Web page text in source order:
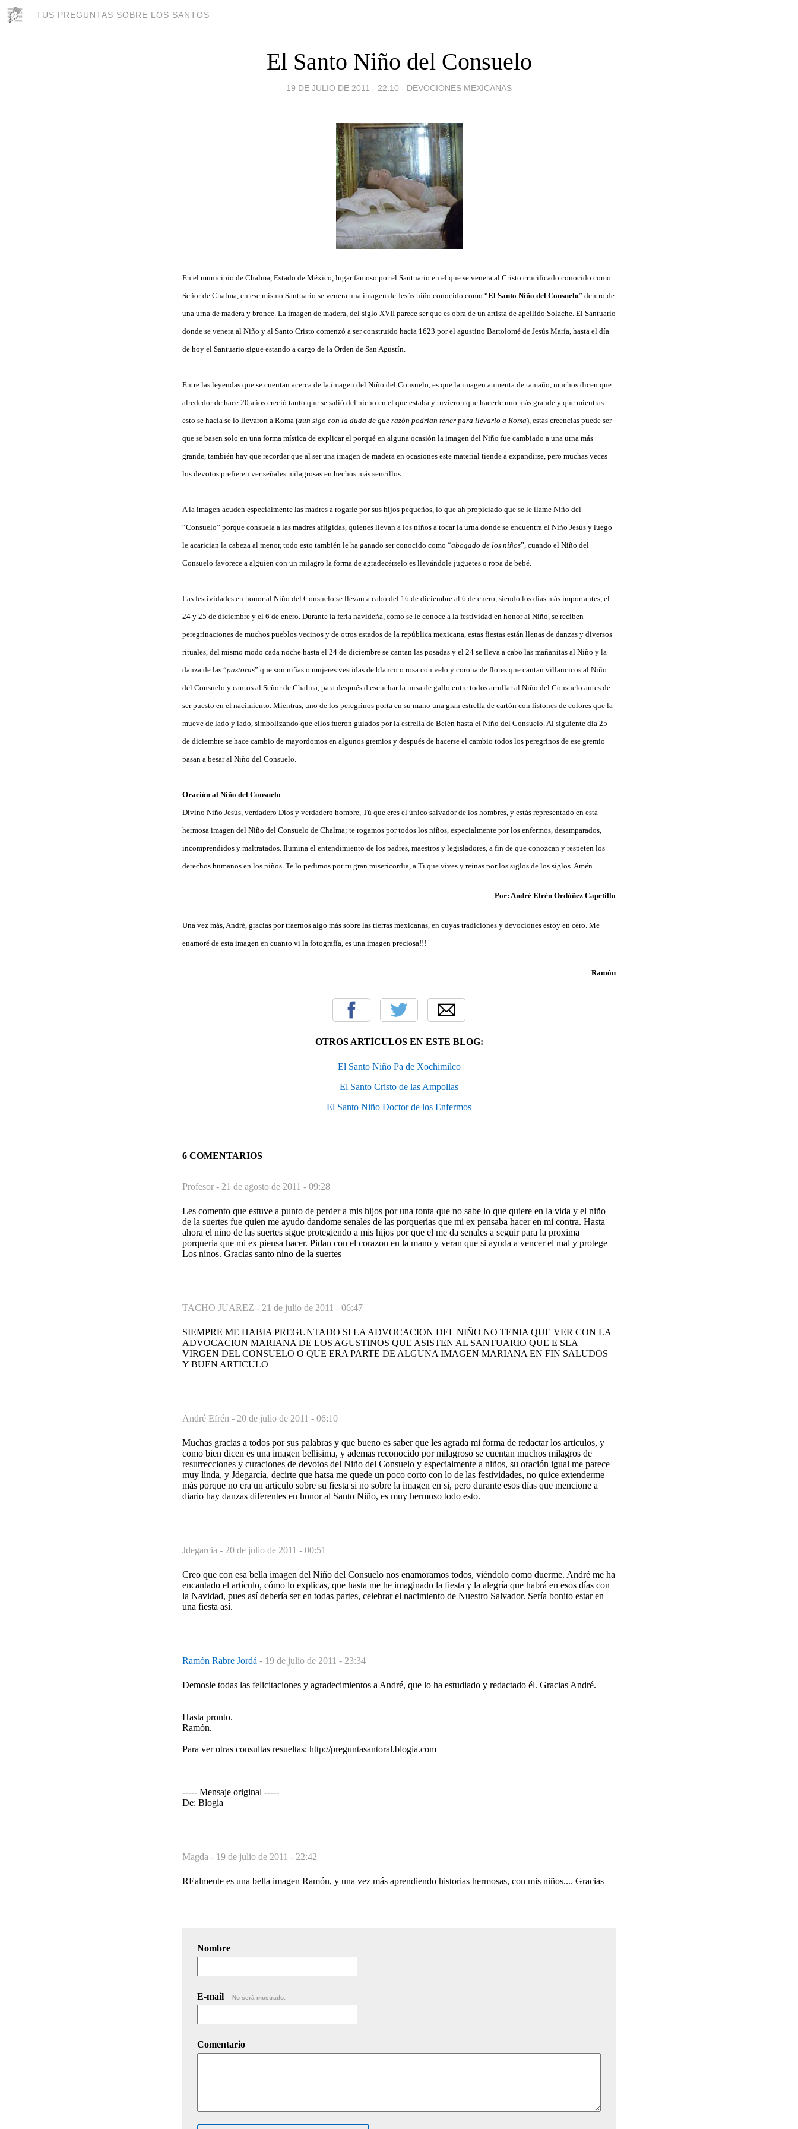
TUS PREGUNTAS SOBRE LOS SANTOS
El Santo Niño del Consuelo
19 DE JULIO DE 2011 - 22:10 - DEVOCIONES MEXICANAS
En el municipio de Chalma, Estado de México, lugar famoso por el Santuario en el que se venera al Cristo crucificado conocido como
Señor de Chalma, en ese mismo Santuario se venera una imagen de Jesús niño conocido como “El Santo Niño del Consuelo” dentro de
una urna de madera y bronce. La imagen de madera, del siglo XVII parece ser que es obra de un artista de apellido Solache. El Santuario
donde se venera al Niño y al Santo Cristo comenzó a ser construido hacia 1623 por el agustino Bartolomé de Jesús María, hasta el día
de hoy el Santuario sigue estando a cargo de la Orden de San Agustín.
Entre las leyendas que se cuentan acerca de la imagen del Niño del Consuelo, es que la imagen aumenta de tamaño, muchos dicen que
alrededor de hace 20 años creció tanto que se salió del nicho en el que estaba y tuvieron que hacerle uno más grande y que mientras
esto se hacía se lo llevaron a Roma (aun sigo con la duda de que razón podrían tener para llevarlo a Roma), estas creencias puede ser
que se basen solo en una forma mística de explicar el porqué en alguna ocasión la imagen del Niño fue cambiado a una urna más
grande, también hay que recordar que al ser una imagen de madera en ocasiones este material tiende a expandirse, pero muchas veces
los devotos prefieren ver señales milagrosas en hechos más sencillos.
A la imagen acuden especialmente las madres a rogarle por sus hijos pequeños, lo que ah propiciado que se le llame Niño del
“Consuelo” porque consuela a las madres afligidas, quienes llevan a los niños a tocar la urna donde se encuentra el Niño Jesús y luego
le acarician la cabeza al menor, todo esto también le ha ganado ser conocido como “abogado de los niños”, cuando el Niño del
Consuelo favorece a alguien con un milagro la forma de agradecérselo es llevándole juguetes o ropa de bebé.
Las festividades en honor al Niño del Consuelo se llevan a cabo del 16 de diciembre al 6 de enero, siendo los días más importantes, el
24 y 25 de diciembre y el 6 de enero. Durante la feria navideña, como se le conoce a la festividad en honor al Niño, se reciben
peregrinaciones de muchos pueblos vecinos y de otros estados de la república mexicana, estas fiestas están llenas de danzas y diversos
rituales, del mismo modo cada noche hasta el 24 de diciembre se cantan las posadas y el 24 se lleva a cabo las mañanitas al Niño y la
danza de las “pastoras” que son niñas o mujeres vestidas de blanco o rosa con velo y corona de flores que cantan villancicos al Niño
del Consuelo y cantos al Señor de Chalma, para después d escuchar la misa de gallo entre todos arrullar al Niño del Consuelo antes de
ser puesto en el nacimiento. Mientras, uno de los peregrinos porta en su mano una gran estrella de cartón con listones de colores que la
mueve de lado y lado, simbolizando que ellos fueron guiados por la estrella de Belén hasta el Niño del Consuelo. Al siguiente día 25
de diciembre se hace cambio de mayordomos en algunos gremios y después de hacerse el cambio todos los peregrinos de ese gremio
pasan a besar al Niño del Consuelo.
Oración al Niño del Consuelo
Divino Niño Jesús, verdadero Dios y verdadero hombre, Tú que eres el único salvador de los hombres, y estás representado en esta
hermosa imagen del Niño del Consuelo de Chalma; te rogamos por todos los niños, especialmente por los enfermos, desamparados,
incomprendidos y maltratados. Ilumina el entendimiento de los padres, maestros y legisladores, a fin de que conozcan y respeten los
derechos humanos en los niños. Te lo pedimos por tu gran misericordia, a Ti que vives y reinas por los siglos de los siglos. Amén.
Por: André Efrén Ordóñez Capetillo
Una vez más, André, gracias por traernos algo más sobre las tierras mexicanas, en cuyas tradiciones y devociones estoy en cero. Me
enamoré de esta imagen en cuanto vi la fotografía, es una imagen preciosa!!!
Ramón
OTROS ARTÍCULOS EN ESTE BLOG:
El Santo Niño Pa de Xochimilco
El Santo Cristo de las Ampollas
El Santo Niño Doctor de los Enfermos
6 COMENTARIOS
Profesor - 21 de agosto de 2011 - 09:28
Les comento que estuve a punto de perder a mis hijos por una tonta que no sabe lo que quiere en la vida y el niño
de la suertes fue quien me ayudo dandome senales de las porquerias que mi ex pensaba hacer en mi contra. Hasta
ahora el nino de las suertes sigue protegiendo a mis hijos por que el me da senales a seguir para la proxima
porqueria que mi ex piensa hacer. Pidan con el corazon en la mano y veran que si ayuda a vencer el mal y protege
Los ninos. Gracias santo nino de la suertes
TACHO JUAREZ - 21 de julio de 2011 - 06:47
SIEMPRE ME HABIA PREGUNTADO SI LA ADVOCACION DEL NIÑO NO TENIA QUE VER CON LA
ADVOCACION MARIANA DE LOS AGUSTINOS QUE ASISTEN AL SANTUARIO QUE E SLA
VIRGEN DEL CONSUELO O QUE ERA PARTE DE ALGUNA IMAGEN MARIANA EN FIN SALUDOS
Y BUEN ARTICULO
André Efrén - 20 de julio de 2011 - 06:10
Muchas gracias a todos por sus palabras y que bueno es saber que les agrada mi forma de redactar los articulos, y
como bien dicen es una imagen bellisima, y ademas reconocido por milagroso se cuentan muchos milagros de
resurrecciones y curaciones de devotos del Niño del Consuelo y especialmente a niños, su oración igual me parece
muy linda, y Jdegarcía, decirte que hatsa me quede un poco corto con lo de las festividades, no quice extenderme
más porque no era un articulo sobre su fiesta si no sobre la imagen en si, pero durante esos días que mencione a
diario hay danzas diferentes en honor al Santo Niño, es muy hermoso todo esto.
Jdegarcia - 20 de julio de 2011 - 00:51
Creo que con esa bella imagen del Niño del Consuelo nos enamoramos todos, viéndolo como duerme. André me ha
encantado el artículo, cómo lo explicas, que hasta me he imaginado la fiesta y la alegría que habrá en esos días con
la Navidad, pues así debería ser en todas partes, celebrar el nacimiento de Nuestro Salvador. Sería bonito estar en
una fiesta así.
Ramón Rabre Jordá - 19 de julio de 2011 - 23:34
Demosle todas las felicitaciones y agradecimientos a André, que lo ha estudiado y redactado él. Gracias André.
Hasta pronto.
Ramón.
Para ver otras consultas resueltas: http://preguntasantoral.blogia.com
----- Mensaje original -----
De: Blogia
Magda - 19 de julio de 2011 - 22:42
REalmente es una bella imagen Ramón, y una vez más aprendiendo historias hermosas, con mis niños.... Gracias
Nombre
E-mail No será mostrado.
Comentario